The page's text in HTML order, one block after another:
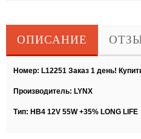
ОПИСАНИЕ
Номер: L12251 Заказ 1 день!
Производитель: LYNX
Тип: НB4 12V 55W +35% LONG LIFE